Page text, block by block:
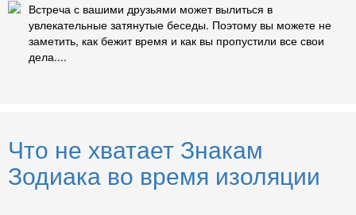
Встреча с вашими друзьями может вылиться в
увлекательные затянутые беседы. Поэтому вы можете не
заметить, как бежит время и как вы пропустили все свои
дела....
Что не хватает Знакам
Зодиака во время изоляции